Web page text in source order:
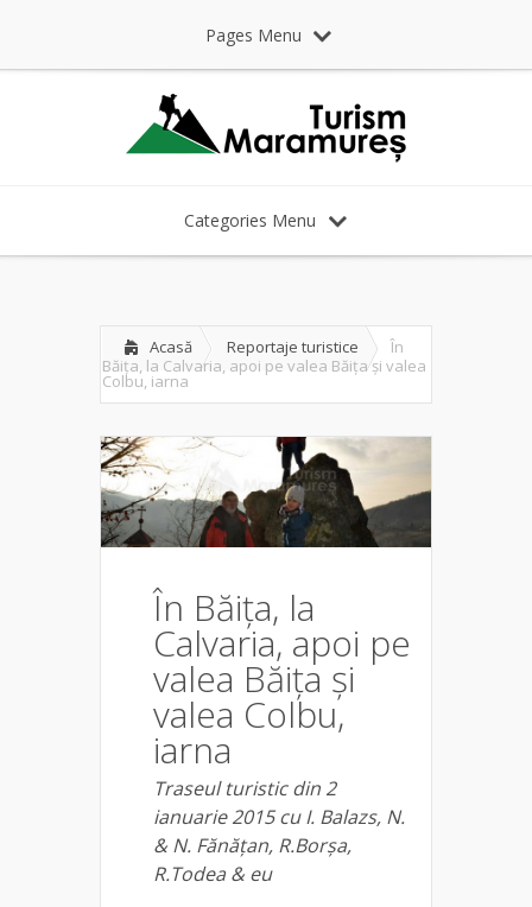
Pages Menu
Categories Menu
Acasă Reportaje turistice
În
Băița, la Calvaria, apoi pe valea Băița și valea
Colbu, iarna
În Băița, la
Calvaria, apoi pe
valea Băița și
valea Colbu,
iarna
Traseul turistic din 2
ianuarie 2015 cu I. Balazs, N.
& N. Fănățan, R.Borșa,
R.Todea & eu